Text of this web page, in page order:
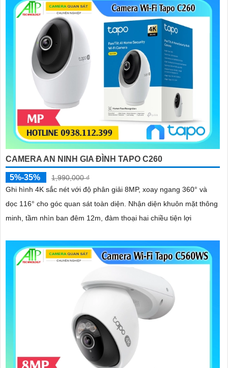
CAMERA AN NINH GIA ĐÌNH TAPO C260
5%-35%
1,990,000 ₫
Ghi hình 4K sắc nét với độ phân giải 8MP, xoay ngang 360° và
dọc 116° cho góc quan sát toàn diện. Nhận diện khuôn mặt thông
minh, tầm nhìn ban đêm 12m, đàm thoại hai chiều tiện lợi